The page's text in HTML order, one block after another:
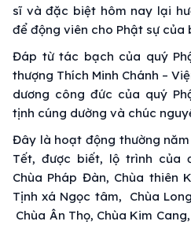
sĩ và đặc biệt hôm nay lại
để động viên cho Phật sự của
Đáp từ tác bạch của quý
thượng Thích Minh Chánh –
dương công đức của quý
tịnh cúng dường và chúc
Đây là hoạt động thường
Tết, được biết, lộ trình của
Chùa Pháp Đàn, Chùa thiên
Tịnh xá Ngọc tâm, Chùa
Chùa Ân Thọ, Chùa Kim